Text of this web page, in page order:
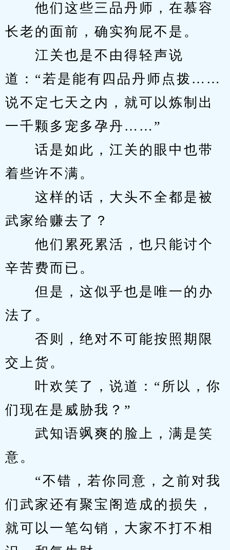
他们这些三品丹师，在慕容
长老的面前，确实狗屁不是。
江关也是不由得轻声说
道：“若是能有四品丹师点拨……
说不定七天之内，就可以炼制出
一千颗多宠多孕丹……”
话是如此，江关的眼中也带
着些许不满。
这样的话，大头不全都是被
武家给赚去了？
他们累死累活，也只能讨个
辛苦费而已。
但是，这似乎也是唯一的办
法了。
否则，绝对不可能按照期限
交上货。
叶欢笑了，说道：“所以，你
们现在是威胁我？”
武知语飒爽的脸上，满是笑
意。
“不错，若你同意，之前对我
们武家还有聚宝阁造成的损失，
就可以一笔勾销，大家不打不相